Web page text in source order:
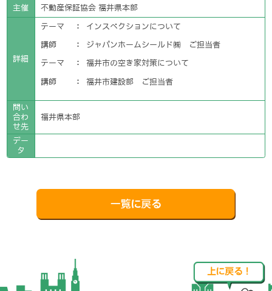
主催 不動産保証協会 福井県本部
詳細
テーマ ： インスペクションについて
講師 ： ジャパンホームシールド㈱ ご担当者
テーマ ： 福井市の空き家対策について
講師 ： 福井市建設部 ご担当者
問い
合わ
せ先
福井県本部
デー
タ